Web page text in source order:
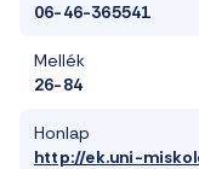
06-46-365541
Mellék
26-84
Honlap
http://ek.uni-